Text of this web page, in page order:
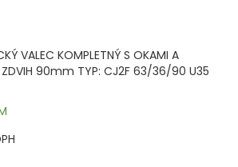
VALEC KOMPLETNÝ S OKAMI A
ZDVIH 90mm TYP: CJ2F 63/36/90 U35